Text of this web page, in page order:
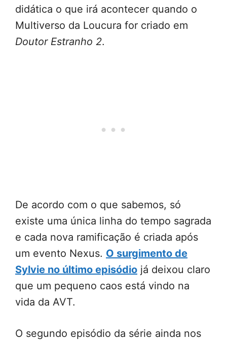
didática o que irá acontecer quando o
Multiverso da Loucura for criado em
Doutor Estranho 2.
De acordo com o que sabemos, só
existe uma única linha do tempo sagrada
e cada nova ramificação é criada após
um evento Nexus. O surgimento de
Sylvie no último episódio já deixou claro
que um pequeno caos está vindo na
vida da AVT.
O segundo episódio da série ainda nos